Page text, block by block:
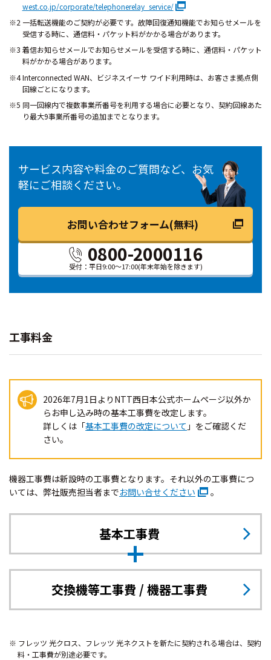
west.co.jp/corporate/telephonerelay_service/
※2 一括転送機能のご契約が必要です。故障回復通知機能でお知らせメールを
受信する時に、通信料・パケット料がかかる場合があります。
※3 着信お知らせメールでお知らせメールを受信する時に、通信料・パケット
料がかかる場合があります。
※4 Interconnected WAN、ビジネスイーサ ワイド利用時は、お客さま拠点側
回線ごとになります。
※5 同一回線内で複数事業所番号を利用する場合に必要となり、契約回線あた
り最大9事業所番号の追加までとなります。
サービス内容や料金のご質問など、お気
軽にご相談ください。
0800-2000116
受付：平日9:00～17:00(年末年始を除きます)
お問い合わせフォーム(無料)
工事料金
2026年7月1日よりNTT西日本公式ホームページ以外か
らお申し込み時の基本工事費を改定します。
詳しくは「基本工事費の改定について 」をご確認くだ
さい。
機器工事費は新設時の工事費となります。それ以外の工事費につ
いては、弊社販売担当者までお問い合せください 。
基本工事費
交換機等工事費 / 機器工事費
フレッツ 光クロス、フレッツ 光ネクストを新たに契約される場合は、契約
料・工事費が別途必要です。